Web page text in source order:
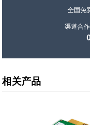
全国免
渠道合
相关产品